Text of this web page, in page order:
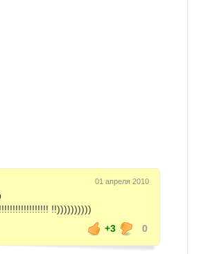
01 апреля 2010
!!))))))))))
+3
0